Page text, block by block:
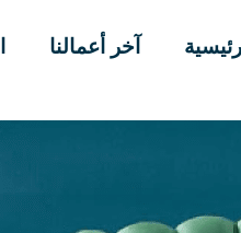
آخر أعمالنا